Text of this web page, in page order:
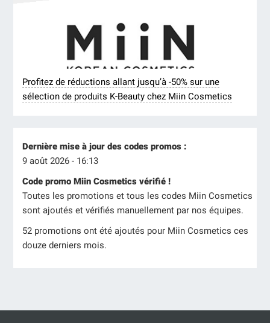
Profitez de réductions allant jusqu’à -50% sur une
sélection de produits K-Beauty chez Miin Cosmetics
Dernière mise à jour des codes promos :
9 août 2026 - 16:13
Code promo Miin Cosmetics vérifié !
Toutes les promotions et tous les codes Miin Cosmetics
sont ajoutés et vérifiés manuellement par nos équipes.
52 promotions ont été ajoutés pour Miin Cosmetics ces
douze derniers mois.